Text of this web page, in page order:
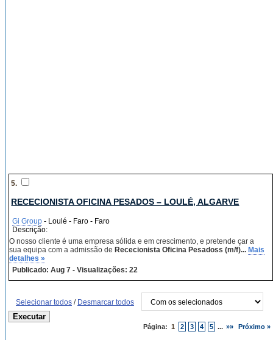
5.
RECECIONISTA OFICINA PESADOS – LOULÉ, ALGARVE
Gi Group - Loulé - Faro - Faro
Descrição:
O nosso cliente é uma empresa sólida e em crescimento, e pretende çar a
sua equipa com a admissão de Rececionista Oficina Pesadoss (m/f)... Mais
detalhes »
Publicado: Aug 7 - Visualizações: 22
Selecionar todos / Desmarcar todos
Página: 1 2 3 4 5 ... »» Próximo »